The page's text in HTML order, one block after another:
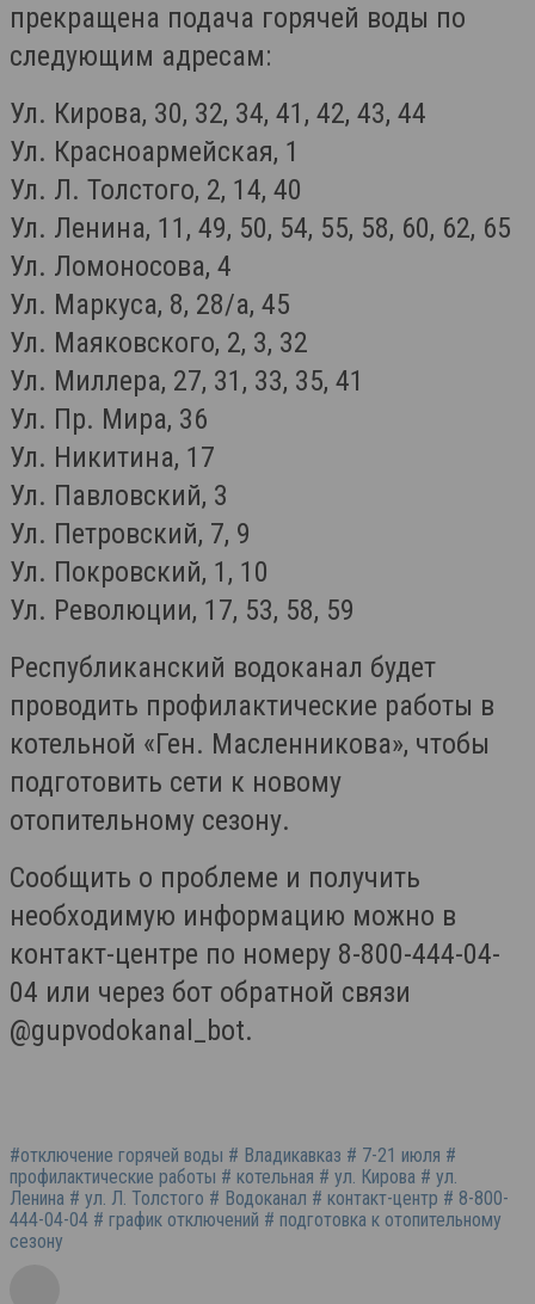
прекращена подача горячей воды по
следующим адресам:
Ул. Кирова, 30, 32, 34, 41, 42, 43, 44
Ул. Красноармейская, 1
Ул. Л. Толстого, 2, 14, 40
Ул. Ленина, 11, 49, 50, 54, 55, 58, 60, 62, 65
Ул. Ломоносова, 4
Ул. Маркуса, 8, 28/а, 45
Ул. Маяковского, 2, 3, 32
Ул. Миллера, 27, 31, 33, 35, 41
Ул. Пр. Мира, 36
Ул. Никитина, 17
Ул. Павловский, 3
Ул. Петровский, 7, 9
Ул. Покровский, 1, 10
Ул. Революции, 17, 53, 58, 59
Республиканский водоканал будет
проводить профилактические работы в
котельной «Ген. Масленникова», чтобы
подготовить сети к новому
отопительному сезону.
Сообщить о проблеме и получить
необходимую информацию можно в
контакт-центре по номеру 8-800-444-04-
04 или через бот обратной связи
@gupvodokanal_bot.
#отключение горячей воды # Владикавказ # 7-21 июля #
профилактические работы # котельная # ул. Кирова # ул.
Ленина # ул. Л. Толстого # Водоканал # контакт-центр # 8-800-
444-04-04 # график отключений # подготовка к отопительному
сезону